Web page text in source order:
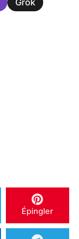
Grok
Épingler